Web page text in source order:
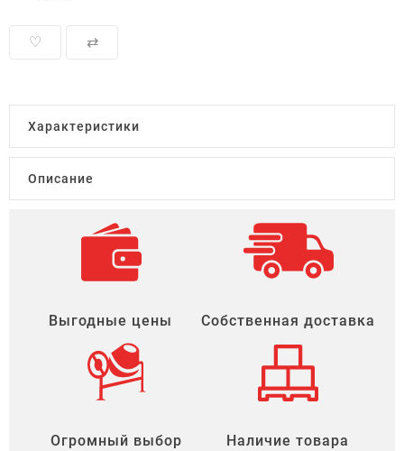
♡ ⇄
Характеристики
Описание
Выгодные цены Собственная доставка
Огромный выбор Наличие товара